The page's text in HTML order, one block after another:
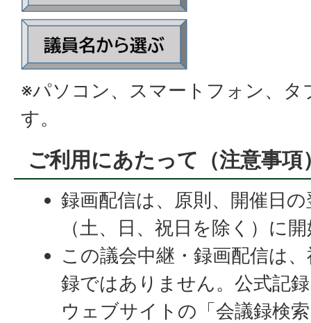
※パソコン、スマートフォン、
す。
ご利用にあたって（注意事項
録画配信は、原則、開催日
（土、日、祝日を除く）に
この議会中継・録画配信は
録ではありません。公式記
ウェブサイトの「会議録検